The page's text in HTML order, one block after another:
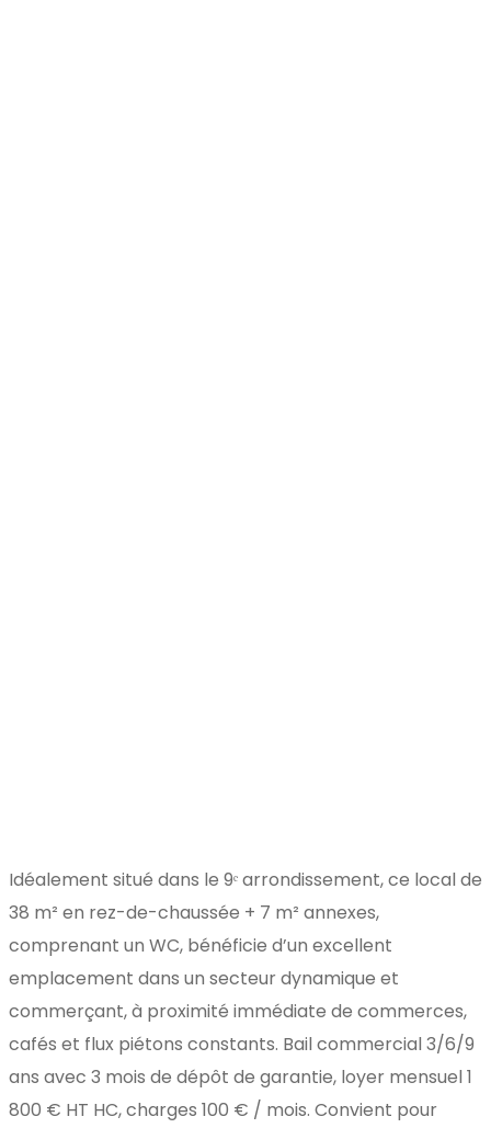
Idéalement situé dans le 9ᵉ arrondissement, ce local de
38 m² en rez-de-chaussée + 7 m² annexes,
comprenant un WC, bénéficie d’un excellent
emplacement dans un secteur dynamique et
commerçant, à proximité immédiate de commerces,
cafés et flux piétons constants. Bail commercial 3/6/9
ans avec 3 mois de dépôt de garantie, loyer mensuel 1
800 € HT HC, charges 100 € / mois. Convient pour